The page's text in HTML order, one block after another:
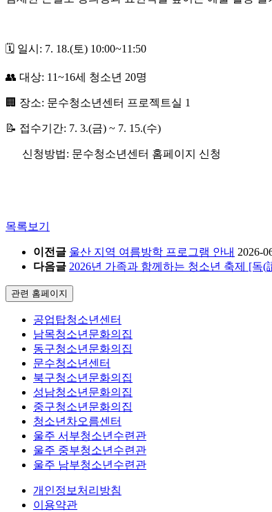
🗓 일시: 7. 18.(토) 10:00~11:50
👥 대상: 11~16세 청소년 20명
🏢 장소: 문수청소년센터 프로젝트실 1
📝 접수기간: 7. 3.(금) ~ 7. 15.(수)
신청방법: 문수청소년센터 홈페이지 신청
목록보기
이전글 울산 지역 여름방학 프로그램 안내 2026-
다음글 2026년 가족과 함께하는 청소년 축제 [독(
관련 홈페이지
공업탑청소년센터
남목청소년문화의집
동구청소년문화의집
문수청소년센터
북구청소년문화의집
성남청소년문화의집
중구청소년문화의집
청소년차오름센터
울주 서부청소년수련관
울주 중부청소년수련관
울주 남부청소년수련관
개인정보처리방침
이용약관